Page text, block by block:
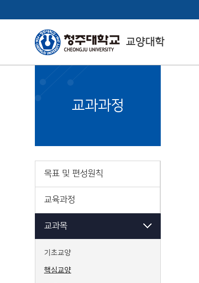
교양대학
College of
교양대학 소개
교과과정
목표 및 편성원칙
교육과정
교과목
기초교양
핵심교양